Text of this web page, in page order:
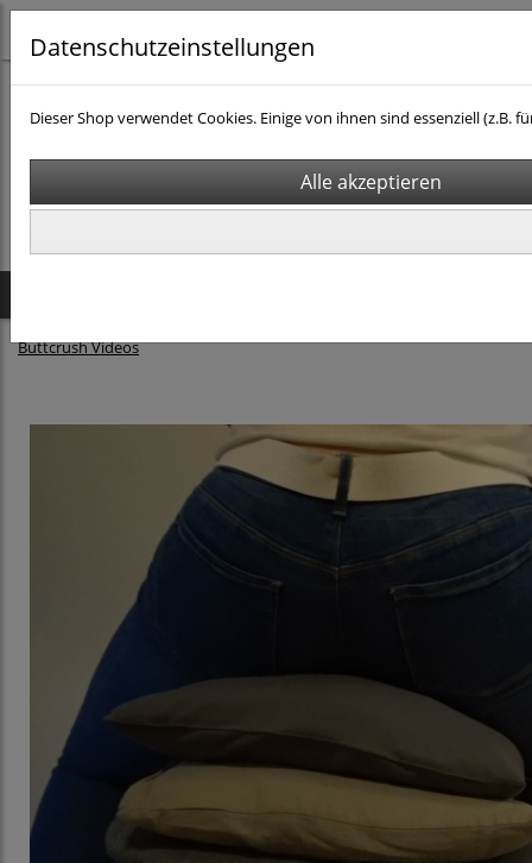
Buttcrush Videos
Datenschutzeinstellungen
Dieser Shop verwendet Cookies. Einige von ihnen sind essenziell